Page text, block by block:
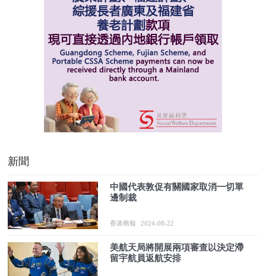
新聞
中國代表敦促有關國家取消一切單
邊制裁
香港商報 2024-08-22
美航天局將開展兩項審查以決定滯
留宇航員返航安排